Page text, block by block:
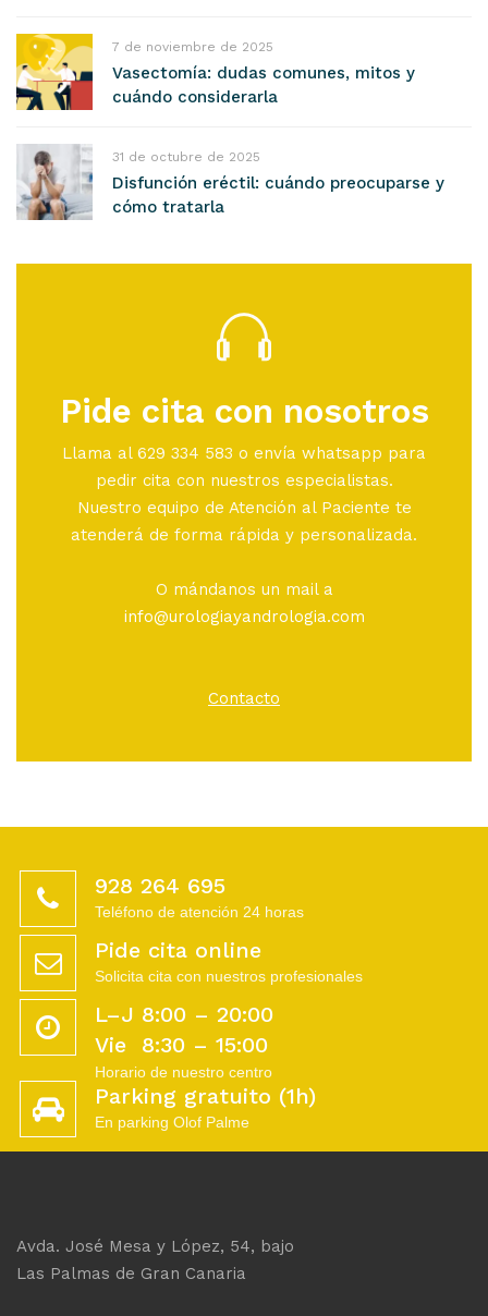
7 de noviembre de 2025
Vasectomía: dudas comunes, mitos y
cuándo considerarla
31 de octubre de 2025
Disfunción eréctil: cuándo preocuparse y
cómo tratarla
Pide cita con nosotros
Llama al 629 334 583 o envía whatsapp para
pedir cita con nuestros especialistas.
Nuestro equipo de Atención al Paciente te
atenderá de forma rápida y personalizada.
O mándanos un mail a
info@urologiayandrologia.com
Contacto
928 264 695
Teléfono de atención 24 horas
Pide cita online
Solicita cita con nuestros profesionales
L–J 8:00 – 20:00
Vie 8:30 – 15:00
Horario de nuestro centro
Parking gratuito (1h)
En parking Olof Palme
Avda. José Mesa y López, 54, bajo
Las Palmas de Gran Canaria